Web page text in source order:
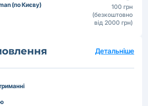
(по Києву)
100 грн
(безкоштовно
від 2000 грн)
Детальніше